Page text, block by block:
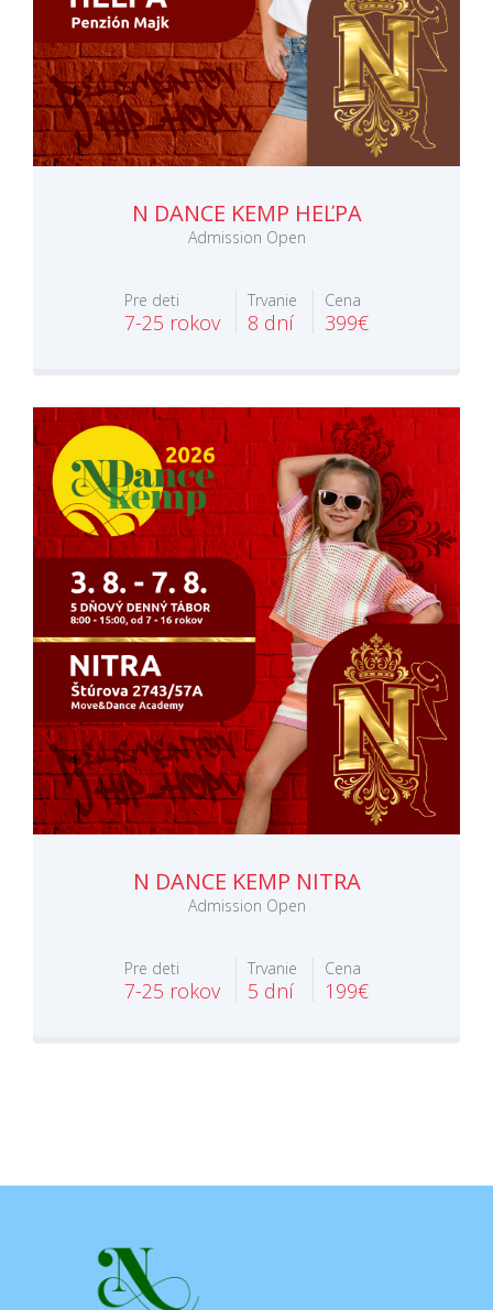
N DANCE KEMP HEĽPA
Admission Open
Pre deti
7-25 rokov
Trvanie
8 dní
Cena
399€
N DANCE KEMP NITRA
Admission Open
Pre deti
7-25 rokov
Trvanie
5 dní
Cena
199€